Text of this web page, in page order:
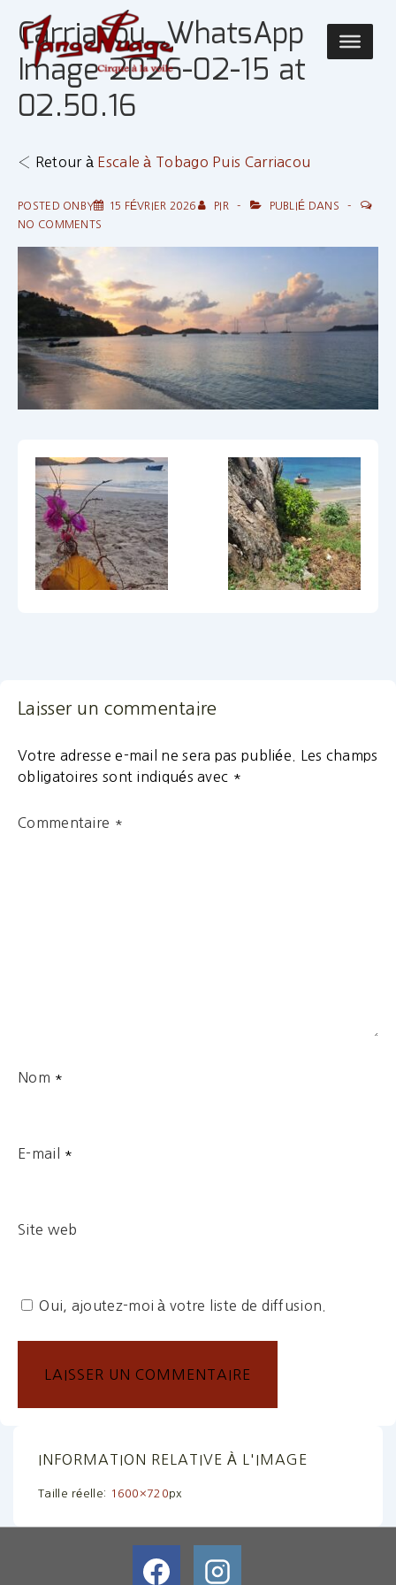
passer
contenu
principal
Main
Carriacou_WhatsApp
Image 2026-02-15 at
02.50.16
‹ Retour à Escale à Tobago Puis Carriacou
POSTED ONBY 15 FÉVRIER 2026 PIR
PUBLIÉ DANS
NO COMMENTS
Laisser un commentaire
Votre adresse e-mail ne sera pas publiée.
Les champs
obligatoires sont indiqués avec *
Commentaire *
Nom *
E-mail *
Site web
Oui, ajoutez-moi à votre liste de diffusion.
INFORMATION RELATIVE À L'IMAGE
Taille réelle: 1600×720px